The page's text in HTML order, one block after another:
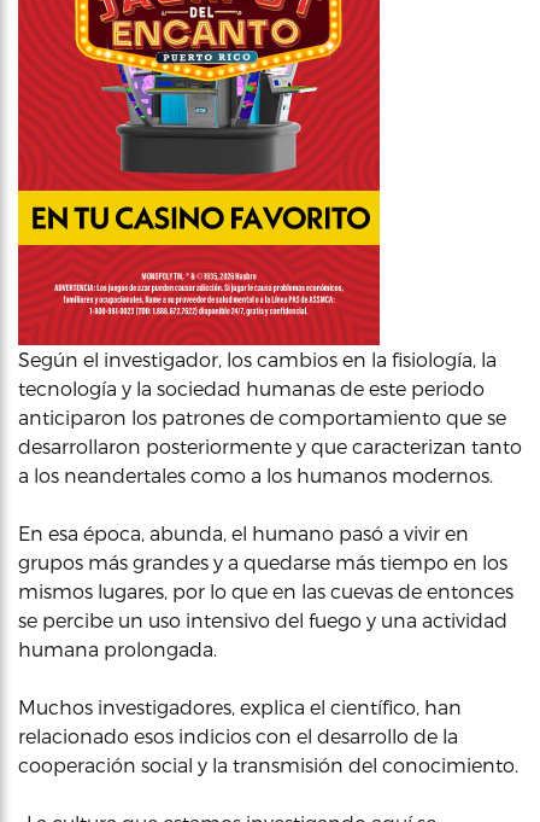
Según el investigador, los cambios en la fisiología, la
tecnología y la sociedad humanas de este periodo
anticiparon los patrones de comportamiento que se
desarrollaron posteriormente y que caracterizan tanto
a los neandertales como a los humanos modernos.
En esa época, abunda, el humano pasó a vivir en
grupos más grandes y a quedarse más tiempo en los
mismos lugares, por lo que en las cuevas de entonces
se percibe un uso intensivo del fuego y una actividad
humana prolongada.
Muchos investigadores, explica el científico, han
relacionado esos indicios con el desarrollo de la
cooperación social y la transmisión del conocimiento.